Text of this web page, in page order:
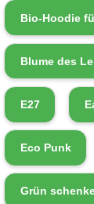
Bio-Hoodie
Blume des
E27
Eco Punk
Grün